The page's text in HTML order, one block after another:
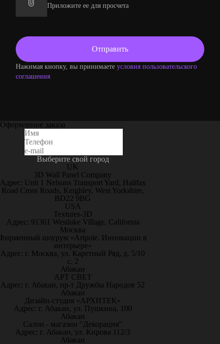
Приложите ее для просчета
Нажимая кнопку, вы принимаете условия пользовательского
соглашения
Оформление заказа
Выберите свой город
UK
3D Wall Panel Company
Адрес: Unit 1 Nelsons Transport Yard, Halifax
Road Cross Roads, Keighley, West Yorkshire,
BD22 9BG
USA
Textures-3D
Адрес: 91361 Westlake Village, California
Москва
шоурум «Artpole. Инновации в
интерьере»
Адрес: г. Москва, ул. Каретный Ряд, д. 5/10
с. 2
Абакан
АРТ СВЕТ
Адрес: г. Абакан, пр-т Дружбы Народов 52
Абакан
Дизайн-студия «АРХИТЕК»
Адрес: г. Абакан, ул. Пушкина, 100
Абакан
Салон - магазин "Декорация"
Адрес: г. Абакан, ул. Кирова 112/3
Абакан